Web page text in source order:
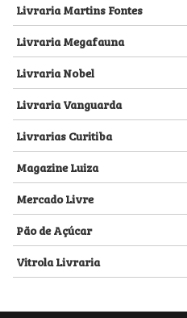
Livraria Martins Fontes
Livraria Megafauna
Livraria Nobel
Livraria Vanguarda
Livrarias Curitiba
Magazine Luiza
Mercado Livre
Pão de Açúcar
Vitrola Livraria